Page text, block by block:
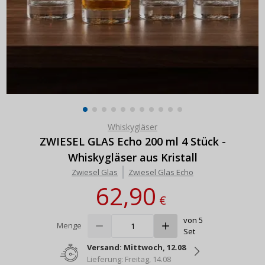
Whiskygläser
ZWIESEL GLAS Echo 200 ml 4 Stück -
Whiskygläser aus Kristall
Zwiesel Glas Zwiesel Glas Echo
62,90€
Menge
von 5
Set
Versand: Mittwoch, 12.08
Lieferung: Freitag, 14.08